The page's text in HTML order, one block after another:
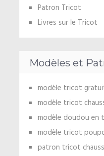
Patron Tricot
Livres sur le Tricot
Modèles et
modèle tricot
modèle tricot
modèle doudou
modèle tricot
patron tricot